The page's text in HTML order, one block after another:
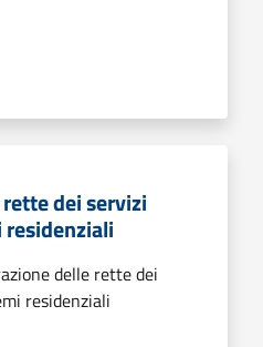
dei servizi
delle rette dei
residenziali